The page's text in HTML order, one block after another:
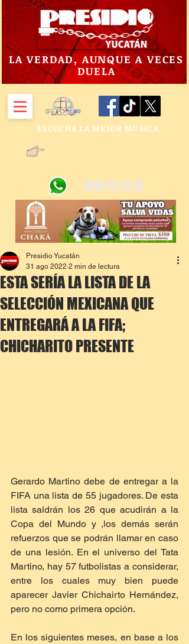
LA VERDAD, AUNQUE A VECES
DUELA
ESCUCHA LA MEJOR MÚSICA
9992 14 24 24
ESTA SERÍA LA LISTA DE LA
SELECCIÓN MEXICANA QUE
ENTREGARÁ A LA FIFA;
CHICHARITO PRESENTE
Presidio Yucatán
31 ago 2022 2 min de lectura
Gerardo Martino debe de entregar a la
FIFA una lista de 55 jugadores. De esta
lista saldrán los 26 que acudirán a la
Copa del Mundo y ,los demás serán
refuerzos que se podrán llamar en caso
de una lesión. En el universo del Tata
Martino, hay 57 futbolistas a considerar,
entre los cuales muy bien puede
aparecer Javier Chichairto Hernández,
pero no como primera opción.
En los siguientes meses, en base a los